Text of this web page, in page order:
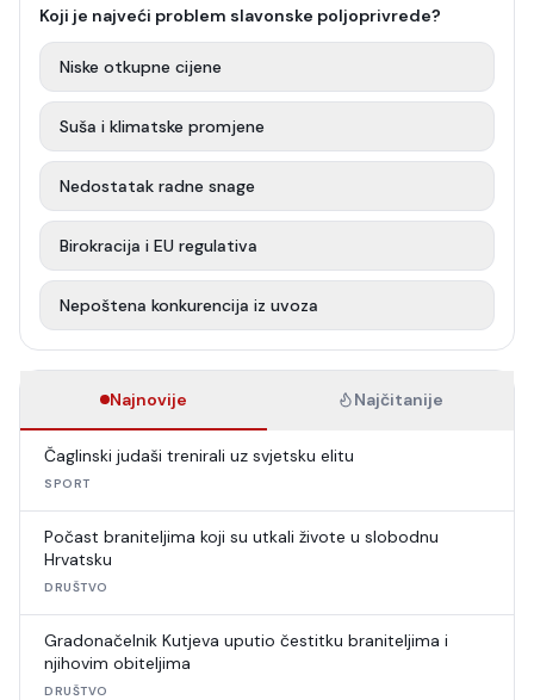
Koji je najveći problem slavonske poljoprivrede?
Niske otkupne cijene
Suša i klimatske promjene
Nedostatak radne snage
Birokracija i EU regulativa
Nepoštena konkurencija iz uvoza
Najnovije Najčitanije
Čaglinski judaši trenirali uz svjetsku elitu
SPORT
Počast braniteljima koji su utkali živote u slobodnu
Hrvatsku
DRUŠTVO
Gradonačelnik Kutjeva uputio čestitku braniteljima i
njihovim obiteljima
DRUŠTVO